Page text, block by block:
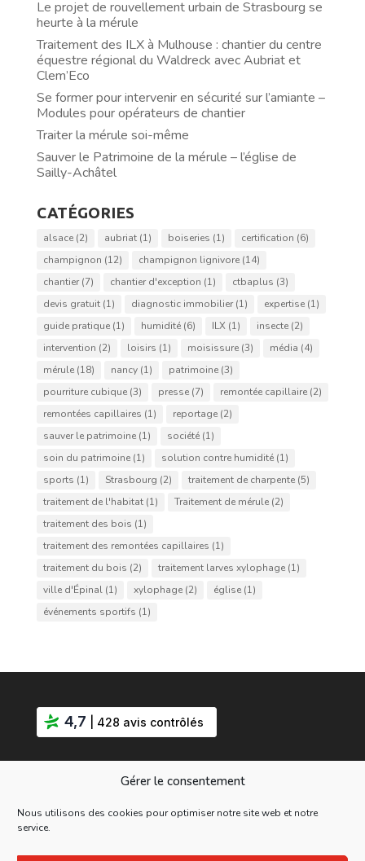
Gérer le consentement
Nous utilisons des cookies pour optimiser notre site web et notre
service.
Le projet de rouvellement urbain de Strasbourg se
heurte à la mérule
Traitement des ILX à Mulhouse : chantier du centre
équestre régional du Waldreck avec Aubriat et
Clem’Eco
Se former pour intervenir en sécurité sur l’amiante –
Modules pour opérateurs de chantier
Traiter la mérule soi-même
Sauver le Patrimoine de la mérule – l’église de
Sailly-Achâtel
CATÉGORIES
alsace(2) aubriat(1) boiseries (1) certification (6)
champignon (12) champignon lignivore(14)
chantier(7) chantier d'exception (1) ctbaplus (3)
devis gratuit(1) diagnostic immobilier(1) expertise(1)
guide pratique(1) humidité(6) ILX(1) insecte(2)
intervention (2) loisirs (1) moisissure(3) média (4)
mérule(18) nancy(1) patrimoine(3)
pourriture cubique(3) presse(7) remontée capillaire(2)
remontées capillaires (1) reportage(2)
sauver le patrimoine(1) société(1)
soin du patrimoine(1) solution contre humidité(1)
sports (1) Strasbourg (2) traitement de charpente(5)
traitement de l'habitat(1) Traitement de mérule(2)
traitement des bois (1)
traitement des remontées capillaires (1)
traitement du bois (2) traitement larves xylophage(1)
ville d'Épinal(1) xylophage(2) église(1)
événements sportifs (1)
4,7 | 428 avis contrôlés